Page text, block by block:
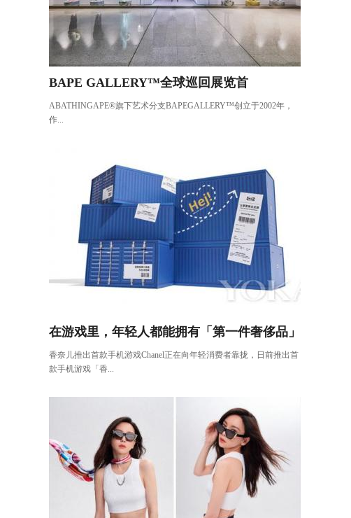
BAPE GALLERY™全球巡回展览首
ABATHINGAPE®旗下艺术分支BAPEGALLERY™创立于2002年，
作...
在游戏里，年轻人都能拥有「第一件奢侈品」
香奈儿推出首款手机游戏Chanel正在向年轻消费者靠拢，日前推出首
款手机游戏「香...